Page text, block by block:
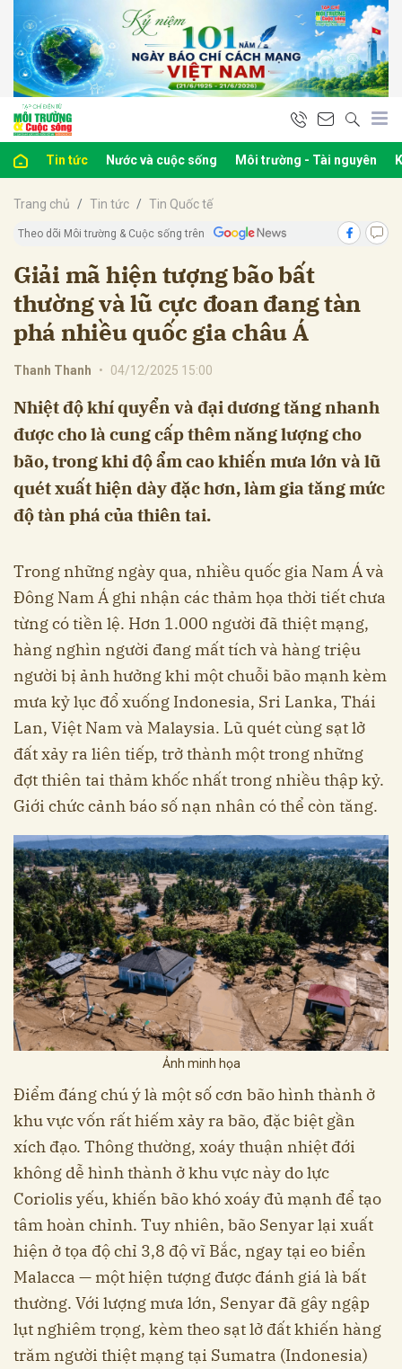
Tin tức Nước và cuộc sống Môi trường - Tài nguyên
Trang chủ Tin tức Tin Quốc tế
Theo dõi Môi trường & Cuộc sống trên
Giải mã hiện tượng bão bất
thường và lũ cực đoan đang tàn
phá nhiều quốc gia châu Á
Thanh Thanh • 04/12/2025 15:00
Nhiệt độ khí quyển và đại dương tăng nhanh
được cho là cung cấp thêm năng lượng cho
bão, trong khi độ ẩm cao khiến mưa lớn và lũ
quét xuất hiện dày đặc hơn, làm gia tăng mức
độ tàn phá của thiên tai.
Trong những ngày qua, nhiều quốc gia Nam Á và
Đông Nam Á ghi nhận các thảm họa thời tiết chưa
từng có tiền lệ. Hơn 1.000 người đã thiệt mạng,
hàng nghìn người đang mất tích và hàng triệu
người bị ảnh hưởng khi một chuỗi bão mạnh kèm
mưa kỷ lục đổ xuống Indonesia, Sri Lanka, Thái
Lan, Việt Nam và Malaysia. Lũ quét cùng sạt lở
đất xảy ra liên tiếp, trở thành một trong những
đợt thiên tai thảm khốc nhất trong nhiều thập kỷ.
Giới chức cảnh báo số nạn nhân có thể còn tăng.
Ảnh minh họa
Điểm đáng chú ý là một số cơn bão hình thành ở
khu vực vốn rất hiếm xảy ra bão, đặc biệt gần
xích đạo. Thông thường, xoáy thuận nhiệt đới
không dễ hình thành ở khu vực này do lực
Coriolis yếu, khiến bão khó xoáy đủ mạnh để tạo
tâm hoàn chỉnh. Tuy nhiên, bão Senyar lại xuất
hiện ở tọa độ chỉ 3,8 độ vĩ Bắc, ngay tại eo biển
Malacca — một hiện tượng được đánh giá là bất
thường. Với lượng mưa lớn, Senyar đã gây ngập
lụt nghiêm trọng, kèm theo sạt lở đất khiến hàng
trăm người thiệt mạng tại Sumatra (Indonesia)
luận
Hủy